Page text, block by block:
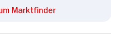
Marktfinder